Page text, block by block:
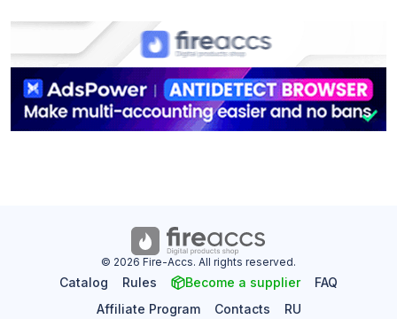
© 2026 Fire-Accs. All rights reserved.
Catalog Rules Become a supplier
FAQ
Affiliate Program
Contacts RU